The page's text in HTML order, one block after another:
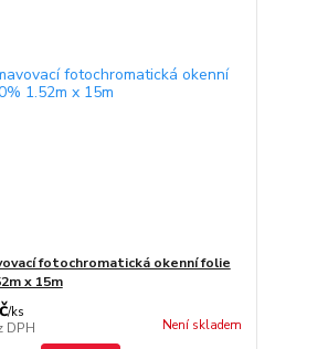
fotochromatická okenní folie
x 15m
/ks
DPH Není skladem